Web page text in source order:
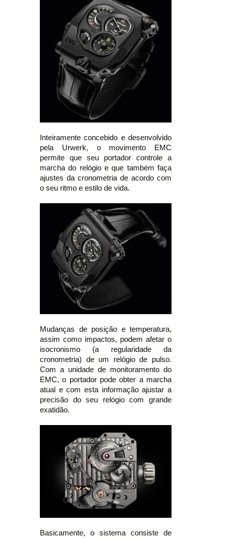
Inteiramente concebido e desenvolvido
pela Urwerk, o movimento EMC
permite que seu portador controle a
marcha do relógio e que também faça
ajustes da cronometria de acordo com
o seu ritmo e estilo de vida.
Mudanças de posição e temperatura,
assim como impactos, podem afetar o
isocronismo (a regularidade da
cronometria) de um relógio de pulso.
Com a unidade de monitoramento do
EMC, o portador pode obter a marcha
atual e com esta informação ajustar a
precisão do seu relógio com grande
exatidão.
Basicamente, o sistema consiste de